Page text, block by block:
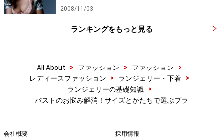
2008/11/03
ランキングをもっと見る
All About > ファッション > ファッション
>
レディースファッション
> ランジェリー・下着
>
ランジェリーの基礎知識
>
バストのお悩み解消！サイズとかたちで選ぶブラ
会社概要 採用情報